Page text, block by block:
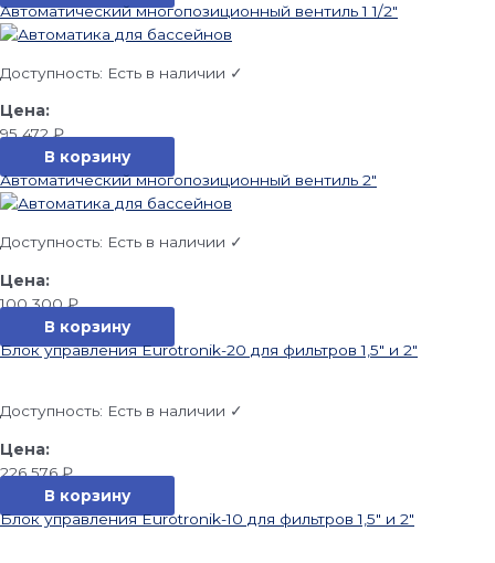
Автоматический многопозиционный вентиль 1 1/2″
Доступность: Есть в наличии ✓
95 472₽
В корзину
Автоматический многопозиционный вентиль 2″
Доступность: Есть в наличии ✓
100 300₽
В корзину
Блок управления Eurotronik-20 для фильтров 1,5″ и 2″
Доступность: Есть в наличии ✓
226 576₽
В корзину
Блок управления Eurotronik-10 для фильтров 1,5″ и 2″